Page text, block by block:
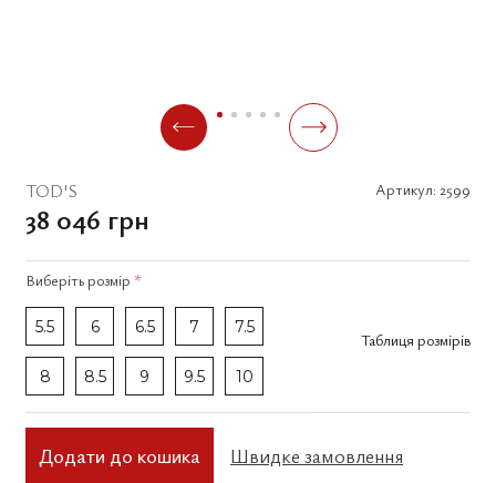
TOD'S Артикул: 2599
38 046 грн
Виберіть розмір *
5.5 6 6.5 7 7.5
8 8.5 9 9.5 10
Таблиця розмірів
Додати до кошика Швидке замовлення